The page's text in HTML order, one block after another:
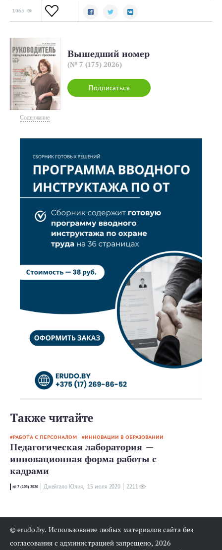
1065
Содержание
Подписаться
Вышедший номер
(№ 7 (175) 2026)
Также читайте
РАБОТА С ПЕРСОНАЛОМ ИННОВАЦИИ В ОБРАЗОВАНИИ
Педагогическая лаборатория —
инновационная форма работы с
кадрами
№ 7 (103) 2020 Джейгало Юлия, 15 июля 2020 2211
© erudo.by. Использование любых материалов сайта без
согласования с администрацией запрещено, 2026